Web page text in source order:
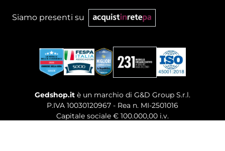
Siamo presenti su
Gedshop.it è un marchio di G&D Group S.r.l.
P.IVA 10030120967 - Rea n. MI-2501016
Capitale sociale € 100.000,00 i.v.